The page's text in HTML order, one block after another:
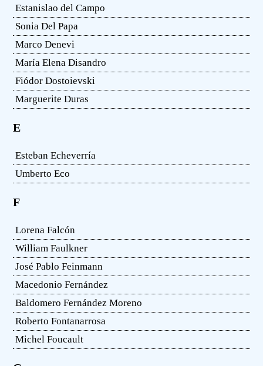
Estanislao del Campo
Sonia Del Papa
Marco Denevi
María Elena Disandro
Fiódor Dostoievski
Marguerite Duras
E
Esteban Echeverría
Umberto Eco
F
Lorena Falcón
William Faulkner
José Pablo Feinmann
Macedonio Fernández
Baldomero Fernández Moreno
Roberto Fontanarrosa
Michel Foucault